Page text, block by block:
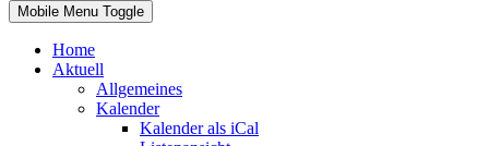
Mobile Menu Toggle
Home
Aktuell
Allgemeines
Kalender
Kalender als iCal